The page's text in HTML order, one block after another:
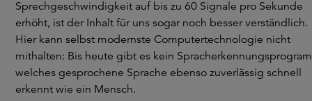
Sprechgeschwindigkeit auf bis zu 60 Signale pro Sekunde
erhöht, ist der Inhalt für uns sogar noch besser verständlich.
Hier kann selbst modernste Computertechnologie nicht
mithalten: Bis heute gibt es kein
welches gesprochene Sprache ebenso zuverlässig schnell
erkennt wie ein Mensch.